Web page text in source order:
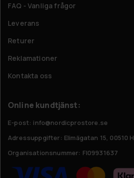
FAQ - Vanliga frågor
Leverans
Returer
Reklamationer
Kontakta oss
Online kundtjänst:
E-post: info@nordicprostore.se
Adressuppgifter: Elimägatan 15, 00510
Organisationsnummer: FI09931637